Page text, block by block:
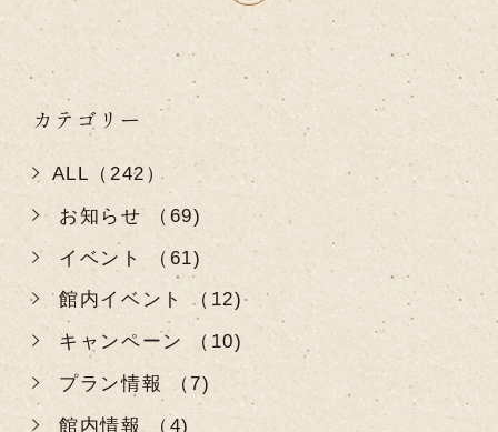
カテゴリー
ALL（242）
お知らせ （69)
イベント （61)
館内イベント （12)
キャンペーン （10)
プラン情報 （7)
館内情報 （4)